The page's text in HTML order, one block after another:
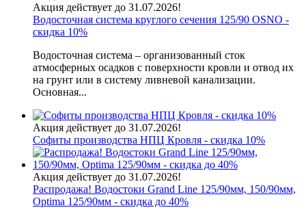
Акция действует до 31.07.2026!
Водосточная система круглого сечения 125/90 OSNO -
скидка 10%
Водосточная система – организованный сток
атмосферных осадков с поверхности кровли и отвод их
на грунт или в систему ливневой канализации.
Основная...
Акция действует до 31.07.2026!
Софиты производства НПЦ Кровля - скидка 10%
Акция действует до 31.07.2026!
Распродажа! Водостоки Grand Line 125/90мм, 150/90мм,
Optima 125/90мм - скидка до 40%